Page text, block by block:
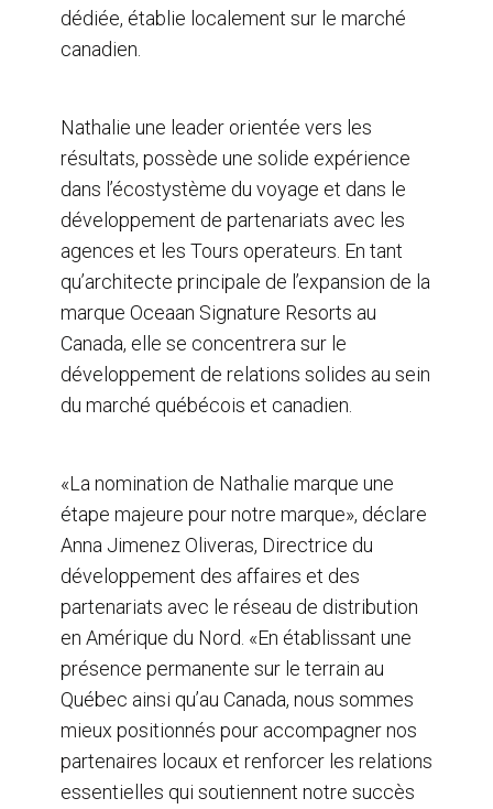
dédiée, établie localement sur le marché
canadien.
Nathalie une leader orientée vers les
résultats, possède une solide expérience
dans l’écostystème du voyage et dans le
développement de partenariats avec les
agences et les Tours operateurs. En tant
qu’architecte principale de l’expansion de la
marque Oceaan Signature Resorts au
Canada, elle se concentrera sur le
développement de relations solides au sein
du marché québécois et canadien.
«La nomination de Nathalie marque une
étape majeure pour notre marque», déclare
Anna Jimenez Oliveras, Directrice du
développement des affaires et des
partenariats avec le réseau de distribution
en Amérique du Nord. «En établissant une
présence permanente sur le terrain au
Québec ainsi qu’au Canada, nous sommes
mieux positionnés pour accompagner nos
partenaires locaux et renforcer les relations
essentielles qui soutiennent notre succès